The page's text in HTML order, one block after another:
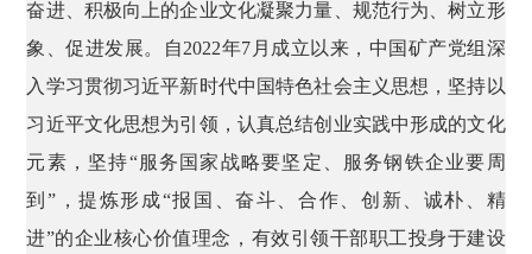
奋进、积极向上的企业文化凝聚力量、规范行为、树立形
象、促进发展。自2022年7月成立以来，中国矿产党组深
入学习贯彻习近平新时代中国特色社会主义思想，坚持以
习近平文化思想为引领，认真总结创业实践中形成的文化
元素，坚持“服务国家战略要坚定、服务钢铁企业要周
到”，提炼形成“报国、奋斗、合作、创新、诚朴、精
进”的企业核心价值理念，有效引领干部职工投身于建设